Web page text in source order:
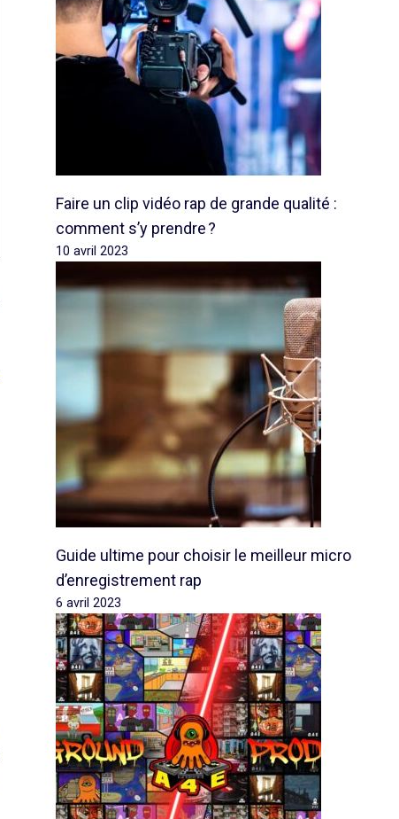
Faire un clip vidéo rap de grande qualité :
comment s’y prendre ?
10 avril 2023
Guide ultime pour choisir le meilleur micro
d’enregistrement rap
6 avril 2023